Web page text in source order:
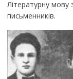
Літературну мову
письменників.